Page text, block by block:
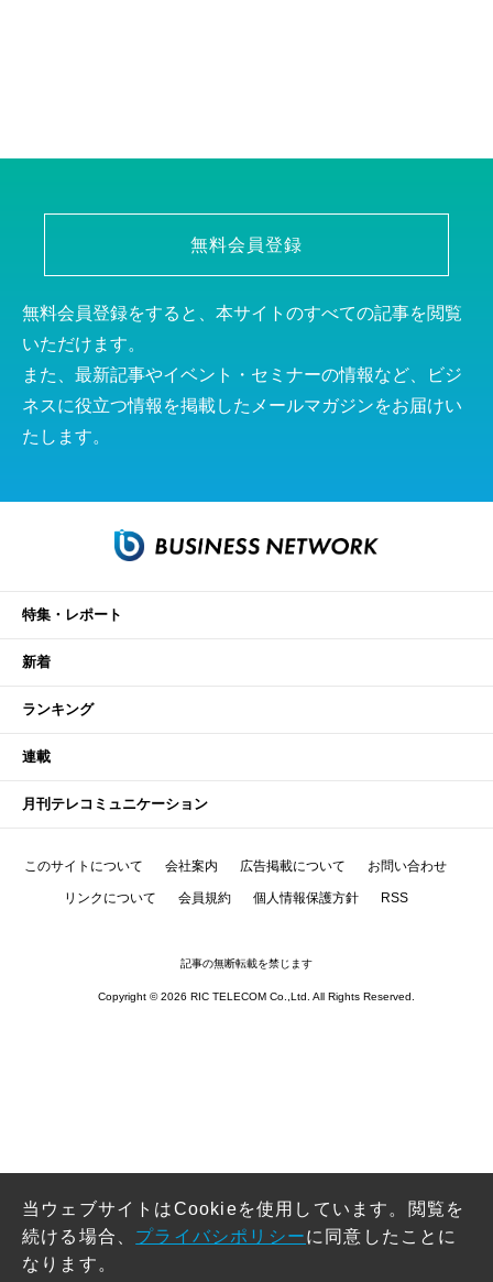
無料会員登録
無料会員登録をすると、本サイトのすべての記事を閲覧
いただけます。
また、最新記事やイベント・セミナーの情報など、ビジ
ネスに役立つ情報を掲載したメールマガジンをお届けい
たします。
特集・レポート
新着
ランキング
連載
月刊テレコミュニケーション
このサイトについて 会社案内 広告掲載について お問い合わせ
リンクについて 会員規約 個人情報保護方針 RSS
記事の無断転載を禁じます
Copyright © 2026 RIC TELECOM Co.,Ltd. All Rights Reserved.
当ウェブサイトはCookieを使用しています。閲覧を
続ける場合、 プライバシポリシーに同意したことに
なります。